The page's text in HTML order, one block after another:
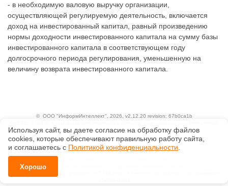
- в необходимую валовую выручку организации,
осуществляющей регулируемую деятельность, включается
доход на инвестированный капитал, равный произведению
нормы доходности инвестированного капитала на сумму базы
инвестированного капитала в соответствующем году
долгосрочного периода регулирования, уменьшенную на
величину возврата инвестированного капитала.
© ООО "ИнформИнтеллект", 2026, v2.12.20 revision: 67b0ca1b
1.01, 3.01
Ценовая политика
Технологии
Исключительные авторские и смежные права принадлежат АО «Кодекс».
Положение по обработке и защите персональных данных
Используя сайт, вы даете согласие на обработку файлов
сооkiеs, которые обеспечивают правильную работу сайта,
и соглашаетесь с Политикой конфиденциальности.
Хорошо